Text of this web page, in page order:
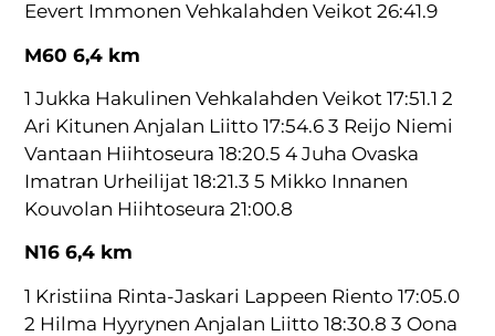
Eevert Immonen Vehkalahden Veikot 26:41.9
M60 6,4 km
1 Jukka Hakulinen Vehkalahden Veikot 17:51.1 2
Ari Kitunen Anjalan Liitto 17:54.6 3 Reijo Niemi
Vantaan Hiihtoseura 18:20.5 4 Juha Ovaska
Imatran Urheilijat 18:21.3 5 Mikko Innanen
Kouvolan Hiihtoseura 21:00.8
N16 6,4 km
1 Kristiina Rinta-Jaskari Lappeen Riento 17:05.0
2 Hilma Hyyrynen Anjalan Liitto 18:30.8 3 Oona